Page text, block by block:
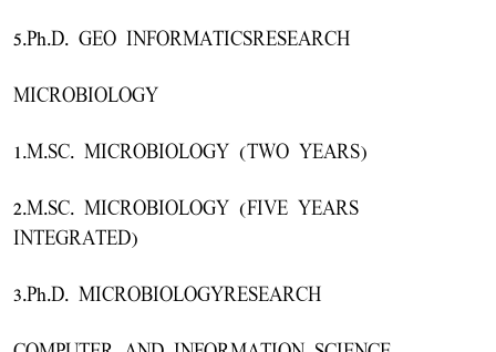
5.Ph.D. GEO INFORMATICSRESEARCH
MICROBIOLOGY
1.M.SC. MICROBIOLOGY (TWO YEARS)
2.M.SC. MICROBIOLOGY (FIVE YEARS
INTEGRATED)
3.Ph.D. MICROBIOLOGYRESEARCH